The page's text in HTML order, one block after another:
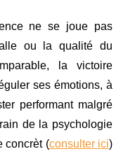
ne se joue pas
ou la qualité du
la victoire
ses émotions, à
performant malgré
de la psychologie
concrèt (consulter ici)